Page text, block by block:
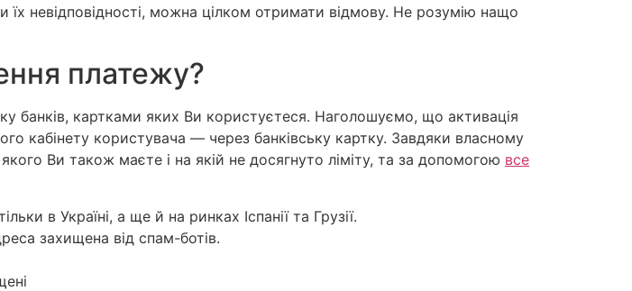
їх невідповідності, можна цілком отримати відмову. Не розумію нащо
платежу?
банків, картками яких Ви користуєтеся. Наголошуємо, що активація
кабінету користувача — через банківську картку. Завдяки власному
Ви також маєте і на якій не досягнуто ліміту, та за допомогою все
в Україні, а ще й на ринках Іспанії та Грузії.
захищена від спам-ботів.